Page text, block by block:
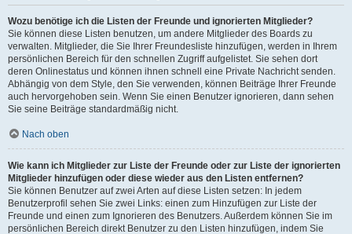
Wozu benötige ich die Listen der Freunde und ignorierten Mitglieder?
Sie können diese Listen benutzen, um andere Mitglieder des Boards zu
verwalten. Mitglieder, die Sie Ihrer Freundesliste hinzufügen, werden in Ihrem
persönlichen Bereich für den schnellen Zugriff aufgelistet. Sie sehen dort
deren Onlinestatus und können ihnen schnell eine Private Nachricht senden.
Abhängig von dem Style, den Sie verwenden, können Beiträge Ihrer Freunde
auch hervorgehoben sein. Wenn Sie einen Benutzer ignorieren, dann sehen
Sie seine Beiträge standardmäßig nicht.
Nach oben
Wie kann ich Mitglieder zur Liste der Freunde oder zur Liste der ignorierten
Mitglieder hinzufügen oder diese wieder aus den Listen entfernen?
Sie können Benutzer auf zwei Arten auf diese Listen setzen: In jedem
Benutzerprofil sehen Sie zwei Links: einen zum Hinzufügen zur Liste der
Freunde und einen zum Ignorieren des Benutzers. Außerdem können Sie im
persönlichen Bereich direkt Benutzer zu den Listen hinzufügen, indem Sie